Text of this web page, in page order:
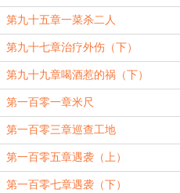
第九十五章一菜杀二人
第九十七章治疗外伤（下）
第九十九章喝酒惹的祸（下）
第一百零一章米尺
第一百零三章巡查工地
第一百零五章遇袭（上）
第一百零七章遇袭（下）